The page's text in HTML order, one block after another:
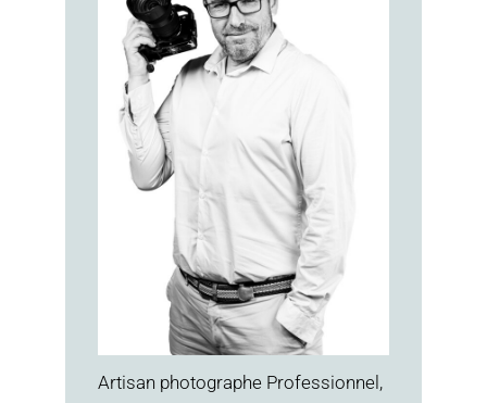
Artisan photographe Professionnel ,